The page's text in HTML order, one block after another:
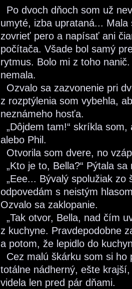
Po dvoch dňoch som už
umyté, izba uprataná...
zovrieť pero a napísať ani
počítača. Všade bol samý
rytmus. Bolo mi z toho
nemala.
Ozvalo sa zazvonenie pri
z rozptýlenia som vybehla,
neznámeho hosťa.
„Dôjdem tam!“ skríkla
alebo Phil.
Otvorila som dvere, no
„Kto je to, Bella?“ Pýtala sa
„Eee... Bývalý spolužiak zo
odpovedám s neistým
Ozvalo sa zaklopanie.
„Tak otvor, Bella, nad čím
z kuchyne. Pravdepodobne
a potom, že lepidlo do
Cez malú škárku som si ho
totálne nádherný, ešte
videla len pred pár dňami.